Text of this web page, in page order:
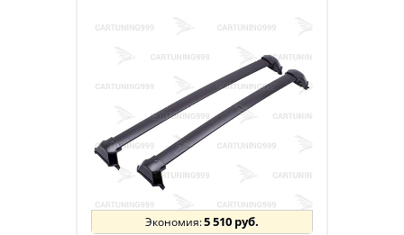
5 510 руб.